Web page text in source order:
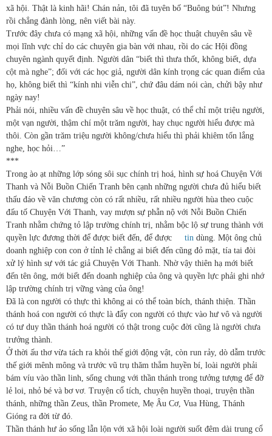
xã hội. Thật là kinh hãi! Chán nản, tôi đã tuyên bố “Buông bút”! Nhưng
rồi chẳng đành lòng, nên viết bài này.
Trước đây chưa có mạng xã hội, những vấn đề học thuật chuyên sâu về
mọi lĩnh vực chỉ do các chuyên gia bàn với nhau, rồi do các Hội đồng
chuyên ngành quyết định. Người dân “biết thì thưa thốt, không biết, dựa
cột mà nghe”; đối với các học giả, người dân kính trọng các quan điểm của
họ, không biết thì “kính nhi viễn chi”, chứ đâu dám nói càn, chửi bậy như
ngày nay!
Phải nói, nhiều vấn đề chuyên sâu về học thuật, có thể chỉ một triệu người,
một vạn người, thậm chí một trăm người, hay chục người hiểu được mà
thôi. Còn gần trăm triệu người không/chưa hiểu thì phải khiêm tốn lắng
nghe, học hỏi…”
***
Trong ào ạt những lớp sóng sôi sục chính trị hoá, hình sự hoá Chuyện Với
Thanh và Nỗi Buồn Chiến Tranh bên cạnh những người chưa đủ hiểu biết
thấu đáo về văn chương còn có rất nhiều, rất nhiều người hùa theo cuộc
đấu tố Chuyện Với Thanh, vay mượn sự phẫn nộ với Nỗi Buồn Chiến
Tranh nhằm chứng tỏ lập trường chính trị, nhằm bộc lộ sự trung thành với
quyền lực đương thời để được biết đến, để được
tin dùng. Một ông chủ
doanh nghiệp con con ở tỉnh lẻ chẳng ai biết đến cũng đỏ mặt, tía tai đòi
xử lý hình sự với tác giả Chuyện Với Thanh. Nhờ vậy thiên hạ mới biết
đến tên ông, mới biết đến doanh nghiệp của ông và quyền lực phải ghi nhớ
lập trường chính trị vững vàng của ông!
Đã là con người có thực thì không ai có thể toàn bích, thánh thiện. Thần
thánh hoá con người có thực là đẩy con người có thực vào hư vô và người
có tư duy thần thánh hoá người có thật trong cuộc đời cũng là người chưa
trưởng thành.
Ở thời ấu thơ vừa tách ra khỏi thế giới động vật, còn run rảy, dò dẫm trước
thế giới mênh mông và trước vũ trụ thăm thẳm huyền bí, loài người phải
bám víu vào thần linh, sống chung với thần thánh trong tưởng tượng để đỡ
lẻ loi, nhỏ bé và bơ vơ. Truyện cổ tích, chuyện huyền thoại, truyện thần
thánh, những thần Zeus, thần Promete, Mẹ Âu Cơ, Vua Hùng, Thánh
Gióng ra đời từ đó.
Thần thánh hư ảo sống lẫn lộn với xã hội loài người suốt đêm dài trung cổ